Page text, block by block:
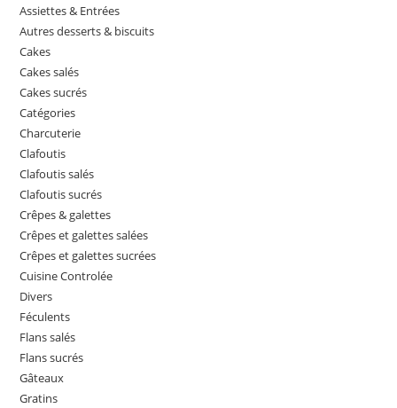
Assiettes & Entrées
Autres desserts & biscuits
Cakes
Cakes salés
Cakes sucrés
Catégories
Charcuterie
Clafoutis
Clafoutis salés
Clafoutis sucrés
Crêpes & galettes
Crêpes et galettes salées
Crêpes et galettes sucrées
Cuisine Controlée
Divers
Féculents
Flans salés
Flans sucrés
Gâteaux
Gratins